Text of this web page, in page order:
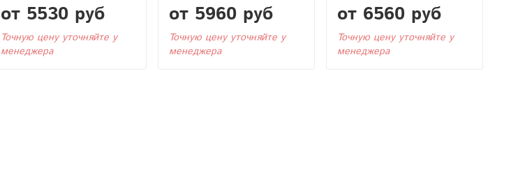
от 5530 руб
Точную цену уточняйте у
менеджера
от 5960 руб
Точную цену уточняйте у
менеджера
от 6560 руб
Точную цену уточняйте у
менеджера